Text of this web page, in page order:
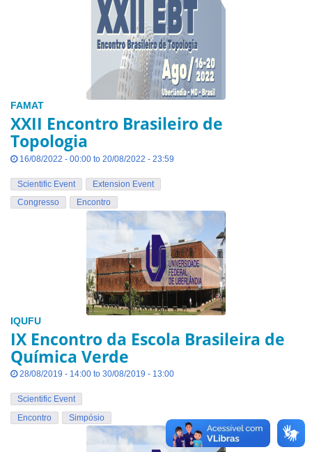
FAMAT
XXII Encontro Brasileiro de
Topologia
16/08/2022 - 00:00 to 20/08/2022 - 23:59
Scientific Event
Extension Event
Congresso
Encontro
IQUFU
IX Encontro da Escola Brasileira de
Química Verde
28/08/2019 - 14:00 to 30/08/2019 - 13:00
Scientific Event
Encontro
Simpósio